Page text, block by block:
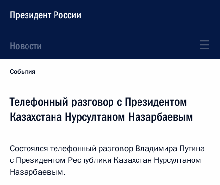
Президент России
Новости
События
Телефонный разговор с Президентом
Казахстана Нурсултаном Назарбаевым
Состоялся телефонный разговор Владимира Путина
с Президентом Республики Казахстан Нурсултаном
Назарбаевым.